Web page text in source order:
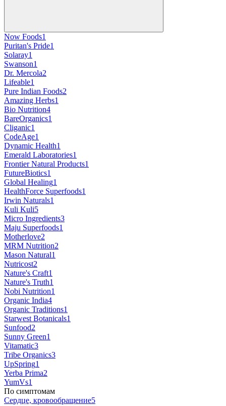
Now Foods1
Puritan's Pride1
Solaray1
Swanson1
Dr. Mercola2
Lifeable1
Pure Indian Foods2
Amazing Herbs1
Bio Nutrition4
BareOrganics1
Cliganic1
CodeAge1
Dynamic Health1
Emerald Laboratories1
Frontier Natural Products1
FutureBiotics1
Global Healing1
HealthForce Superfoods1
Irwin Naturals1
Kuli Kuli5
Micro Ingredients3
Maju Superfoods1
Motherlove2
MRM Nutrition2
Mason Natural1
Nutricost2
Nature's Craft1
Nature's Truth1
Nobi Nutrition1
Organic India4
Organic Traditions1
Starwest Botanicals1
Sunfood2
Sunny Green1
Vitamatic3
Tribe Organics3
UpSpring1
Yerba Prima2
YumVs1
По симптомам
Сердце, кровообращение5